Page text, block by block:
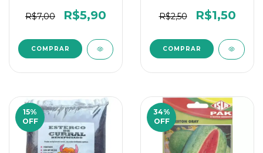
R$7,00 R$5,90
R$2,50
R$1,50
15%
OFF
34%
OFF